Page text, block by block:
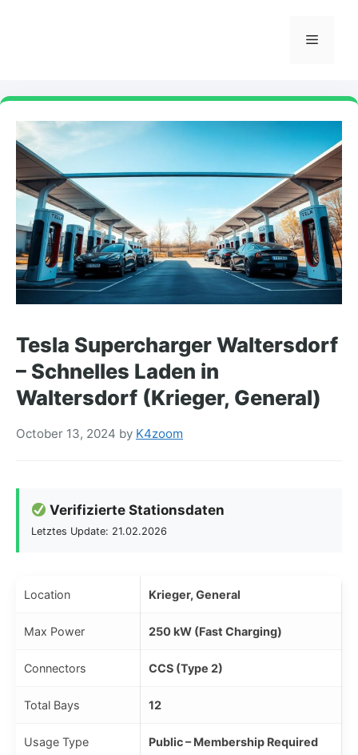
Menu
Tesla Supercharger Waltersdorf
– Schnelles Laden in
Waltersdorf (Krieger, General)
October 13, 2024 by K4zoom
Verifizierte Stationsdaten
Letztes Update: 21.02.2026
Location Krieger, General
Max Power 250 kW (Fast Charging)
Connectors CCS (Type 2)
Total Bays 12
Usage Type Public – Membership Required